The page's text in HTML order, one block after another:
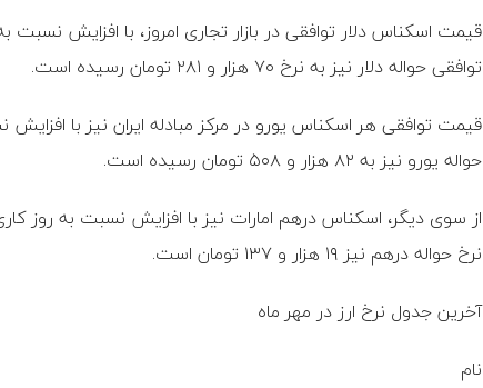
توافقی حواله دلار نیز به نرخ ۷۰ هزار و ۲۸۱ تومان رسیده است.
حواله یورو نیز به ۸۲ هزار و ۵۰۸ تومان رسیده است.
نرخ حواله درهم نیز ۱۹ هزار و ۱۳۷ تومان است.
آخرین جدول نرخ ارز در مهر ماه
نام